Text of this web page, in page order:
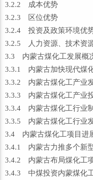
3.2.2 成本优势
3.2.3 区位优势
3.2.4 投资及政策环境优
3.2.5 人力资源、技术资
3.3 内蒙古煤化工发展概
3.3.1 内蒙古加快现代煤
3.3.2 内蒙古煤化工产业
3.3.3 内蒙古煤化工产业
3.3.4 内蒙古煤化工行业
3.3.5 内蒙古煤化工行业
3.4 内蒙古煤化工项目进
3.4.1 内蒙古力推多个新
3.4.2 内蒙古布局煤化工
3.4.3 中煤投资内蒙煤化